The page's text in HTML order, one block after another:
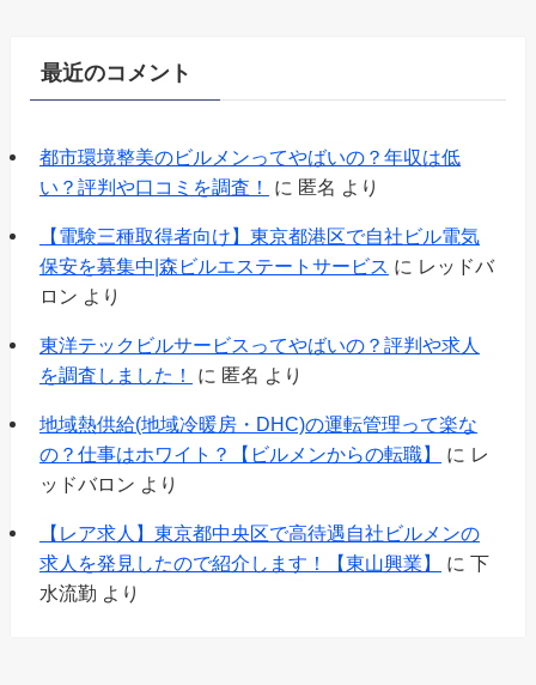
最近のコメント
都市環境整美のビルメンってやばいの？年収は低
い？評判や口コミを調査！
に 匿名 より
【電験三種取得者向け】東京都港区で自社ビル電気
保安を募集中|森ビルエステートサービス に レッドバ
ロン より
東洋テックビルサービスってやばいの？評判や求人
を調査しました！
に 匿名 より
地域熱供給(地域冷暖房・DHC)の運転管理って楽な
の？仕事はホワイト？【ビルメンからの転職】
に レ
ッドバロン より
【レア求人】東京都中央区で高待遇自社ビルメンの
求人を発見したので紹介します！【東山興業】
に 下
水流勤 より